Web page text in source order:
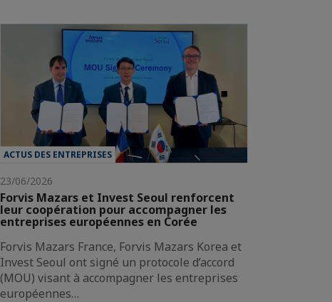
ACTUS DES ENTREPRISES
23/06/2026
Forvis Mazars et Invest Seoul renforcent
leur coopération pour accompagner les
entreprises européennes en Corée
Forvis Mazars France, Forvis Mazars Korea et
Invest Seoul ont signé un protocole d’accord
(MOU) visant à accompagner les entreprises
européennes…